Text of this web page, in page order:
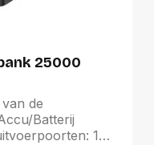
25000
de
Batterij
1,